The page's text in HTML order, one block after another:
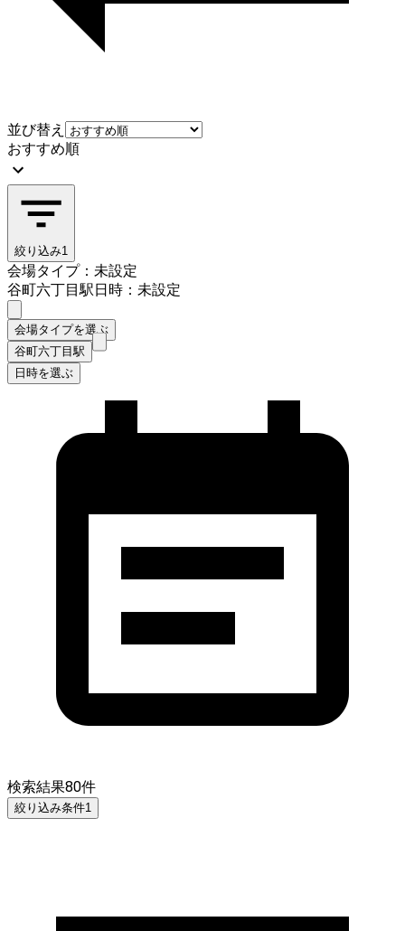
並び替え
おすすめ順
絞り込み1
会場タイプ：未設定
谷町六丁目駅日時：未設定
会場タイプを選ぶ
谷町六丁目駅
日時を選ぶ
検索結果80件
絞り込み条件1